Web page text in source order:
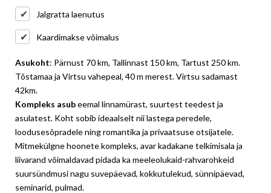
Jalgratta laenutus
Kaardimakse võimalus
Asukoht: Pärnust 70 km, Tallinnast 150 km, Tartust 250 km.
Tõstamaa ja Virtsu vahepeal, 40 m merest. Virtsu sadamast
42km.
Kompleks asubeemal linnamürast, suurtest teedest ja
asulatest. Koht sobib ideaalselt nii lastega peredele,
loodusesõpradele ning romantika ja privaatsuse otsijatele.
Mitmekülgne hoonete kompleks, avar kadakane telkimisala ja
liivarand võimaldavad pidada ka meeleolukaid-rahvarohkeid
suursündmusi nagu suvepäevad, kokkutulekud, sünnipäevad,
seminarid, pulmad.